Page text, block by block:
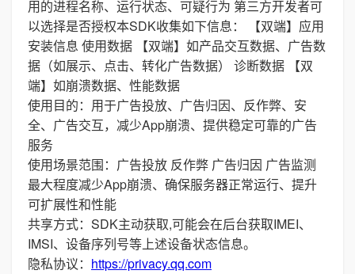
用的进程名称、运行状态、可疑行为 第三方开发者可
以选择是否授权本SDK收集如下信息： 【双端】应用
安装信息 使用数据 【双端】如产品交互数据、广告数
据（如展示、点击、转化广告数据） 诊断数据 【双
端】如崩溃数据、性能数据
使用目的：用于广告投放、广告归因、反作弊、安
全、广告交互，减少App崩溃、提供稳定可靠的广告
服务
使用场景范围：广告投放 反作弊 广告归因 广告监测
最大程度减少App崩溃、确保服务器正常运行、提升
可扩展性和性能
共享方式：SDK主动获取,可能会在后台获取IMEI、
IMSI、设备序列号等上述设备状态信息。
隐私协议： https://privacy.qq.com